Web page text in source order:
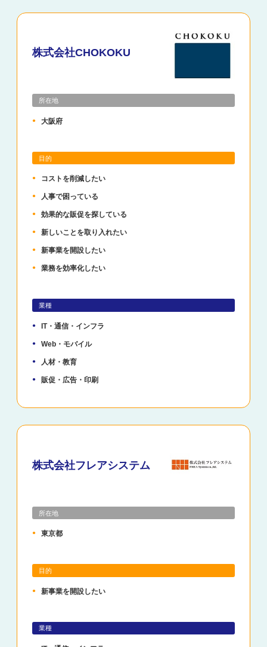
株式会社CHOKOKU
所在地
大阪府
目的
コストを削減したい
人事で困っている
効果的な販促を探している
新しいことを取り入れたい
新事業を開設したい
業務を効率化したい
業種
IT・通信・インフラ
Web・モバイル
人材・教育
販促・広告・印刷
株式会社フレアシステム
所在地
東京都
目的
新事業を開設したい
業種